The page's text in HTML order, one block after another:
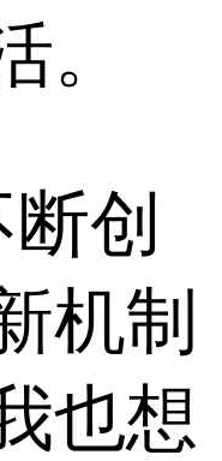
。
创
机制
也想